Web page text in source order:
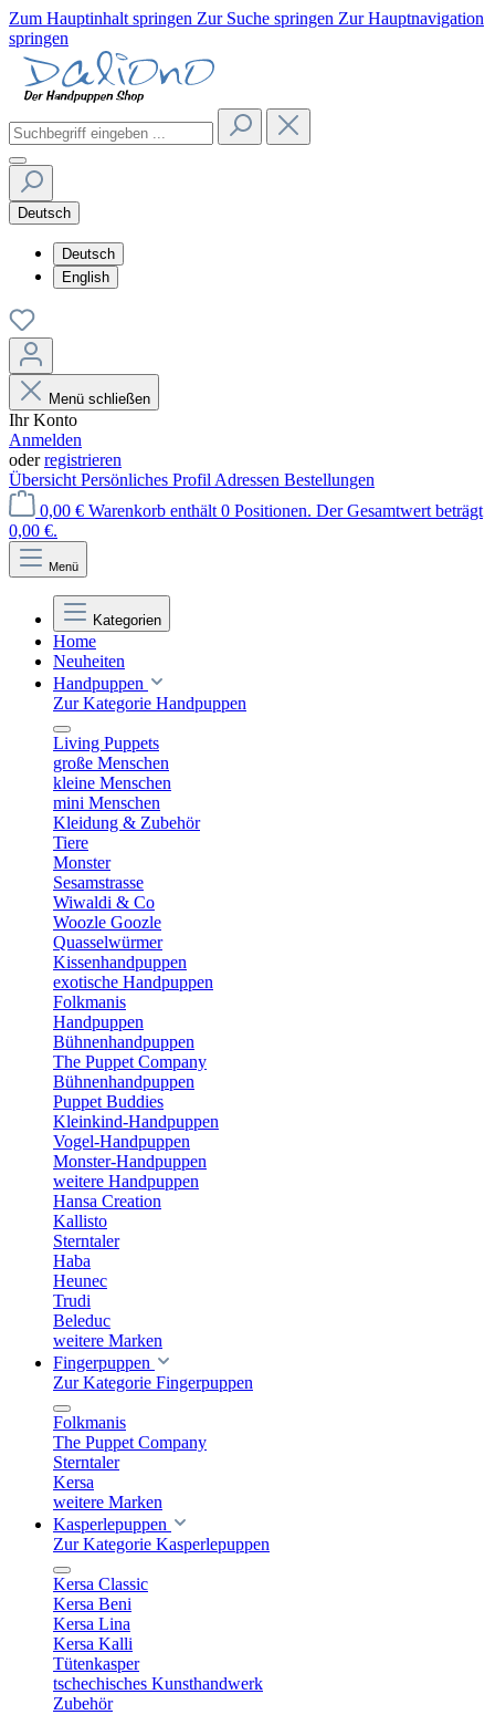
Zum Hauptinhalt springen Zur Suche springen Zur Hauptnavigation
springen
Deutsch
Deutsch
English
Menü schließen
Ihr Konto
Anmelden
oderregistrieren
Übersicht Persönliches Profil Adressen Bestellungen
0,00 € Warenkorb enthält 0 Positionen. Der Gesamtwert beträgt
0,00 €.
Menü
Kategorien
Home
Neuheiten
Handpuppen
Zur Kategorie Handpuppen
Living Puppets
große Menschen
kleine Menschen
mini Menschen
Kleidung & Zubehör
Tiere
Monster
Sesamstrasse
Wiwaldi & Co
Woozle Goozle
Quasselwürmer
Kissenhandpuppen
exotische Handpuppen
Folkmanis
Handpuppen
Bühnenhandpuppen
The Puppet Company
Bühnenhandpuppen
Puppet Buddies
Kleinkind-Handpuppen
Vogel-Handpuppen
Monster-Handpuppen
weitere Handpuppen
Hansa Creation
Kallisto
Sterntaler
Haba
Heunec
Trudi
Beleduc
weitere Marken
Fingerpuppen
Zur Kategorie Fingerpuppen
Folkmanis
The Puppet Company
Sterntaler
Kersa
weitere Marken
Kasperlepuppen
Zur Kategorie Kasperlepuppen
Kersa Classic
Kersa Beni
Kersa Lina
Kersa Kalli
Tütenkasper
tschechisches Kunsthandwerk
Zubehör